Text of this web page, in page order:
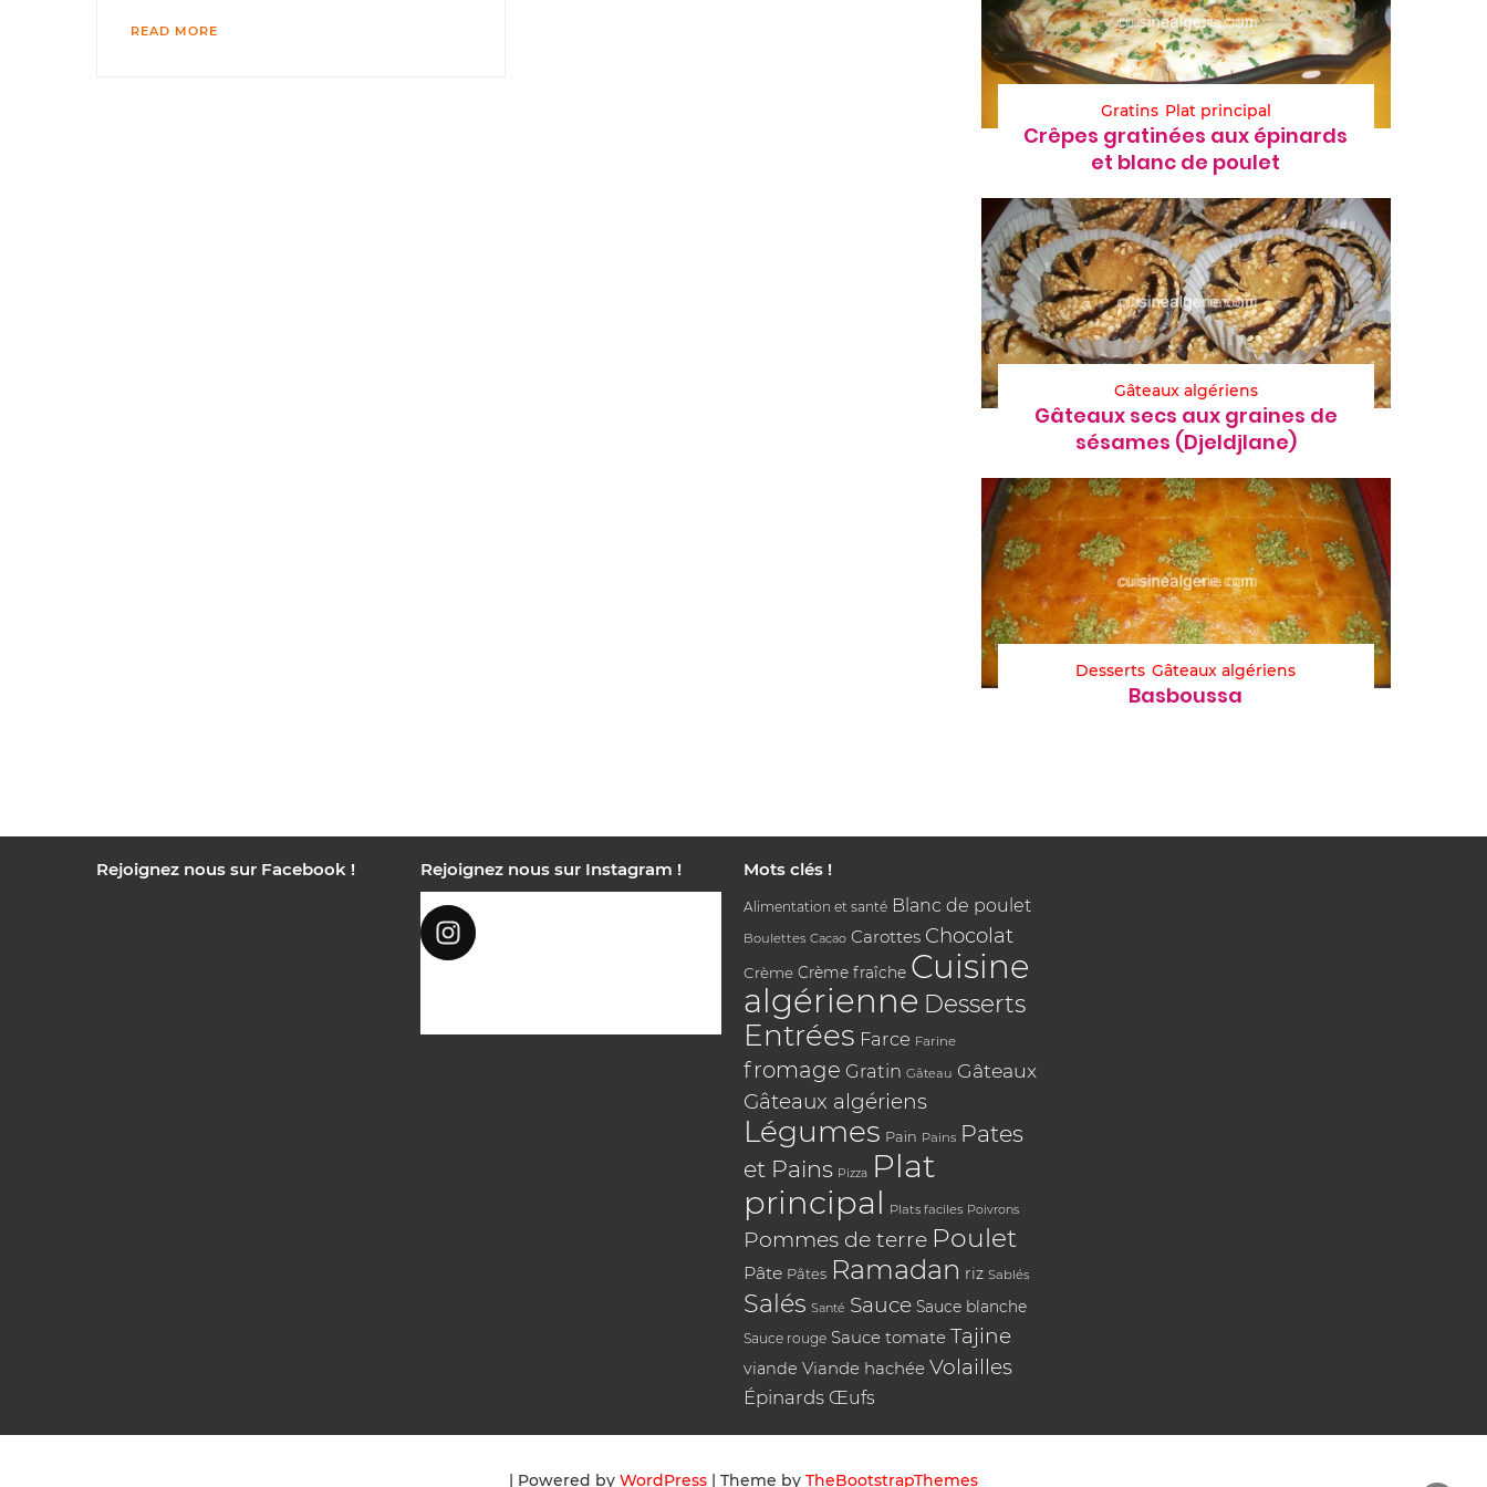
READ MORE
Gratins Plat principal
Crêpes gratinées aux épinards
et blanc de poulet
Gâteaux algériens
Gâteaux secs aux graines de
sésames (Djeldjlane)
Desserts Gâteaux algériens
Basboussa
Rejoignez nous sur Facebook ! Rejoignez nous sur Instagram ! Mots clés !
Alimentation et santé Blanc de poulet
Boulettes Cacao Carottes Chocolat
Crème Crème fraîche Cuisine
algérienne Desserts
Entrées Farce Farine
fromage Gratin Gâteau Gâteaux
Gâteaux algériens
Légumes Pain Pains Pates
et Pains Pizza Plat
principal Plats faciles Poivrons
Pommes de terre Poulet
Pâte Pâtes Ramadan riz Sablés
Salés Santé Sauce Sauce blanche
Sauce rouge Sauce tomate Tajine
viande Viande hachée Volailles
Épinards Œufs
| Powered by WordPress | Theme by TheBootstrapThemes